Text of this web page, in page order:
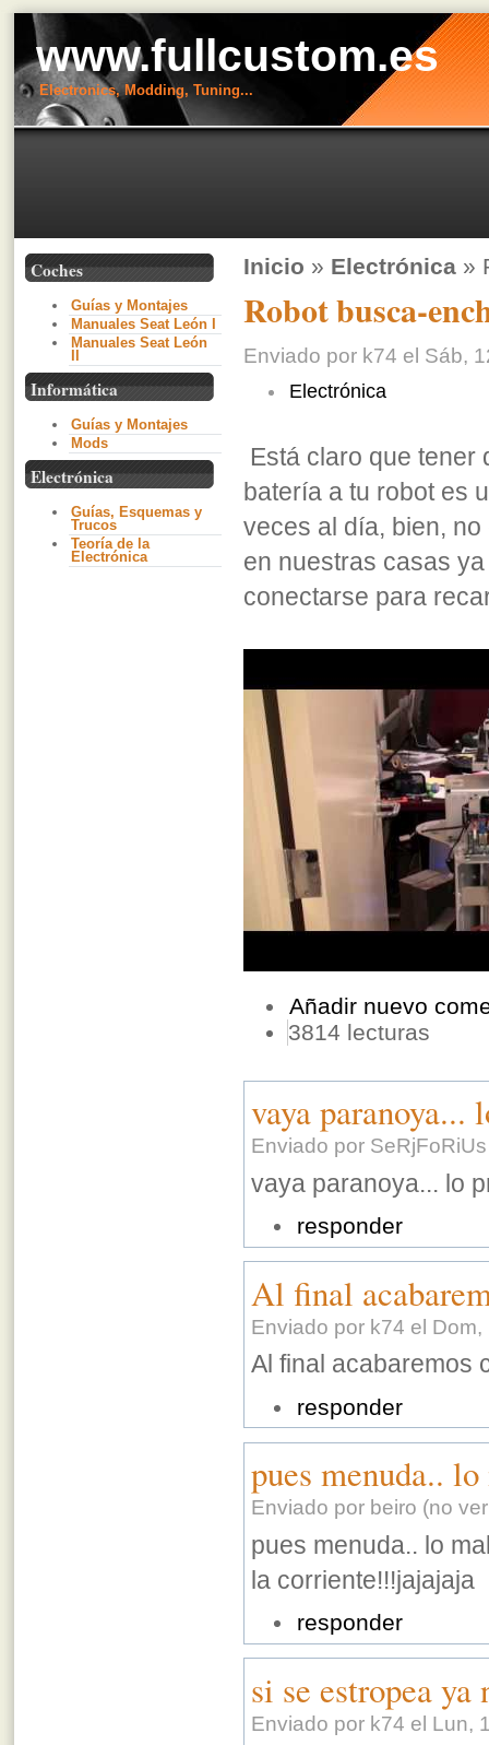
www.fullcustom.es
Electronics, Modding, Tuning...
Coches
Guías y Montajes
Manuales Seat León I
Manuales Seat León
Informática
Guías y Montajes
Mods
Electrónica
Guías, Esquemas y
Trucos
Teoría de la
Electrónica
Inicio » Electrónica »
Robot busca-
Enviado por k74 el Sáb,
Electrónica
Está claro que tener
batería a tu robot es
veces al día, bien,
en nuestras casas
conectarse para
Añadir nuevo
3814 lecturas
vaya paranoya...
Enviado por
vaya paranoya... lo
responder
Al final
Enviado por k74 el
Al final acabaremos
responder
pues menuda..
Enviado por beiro (no
pues menuda.. lo
la corriente!!!jajajaja
responder
si se estropea ya
Enviado por k74 el Lun,